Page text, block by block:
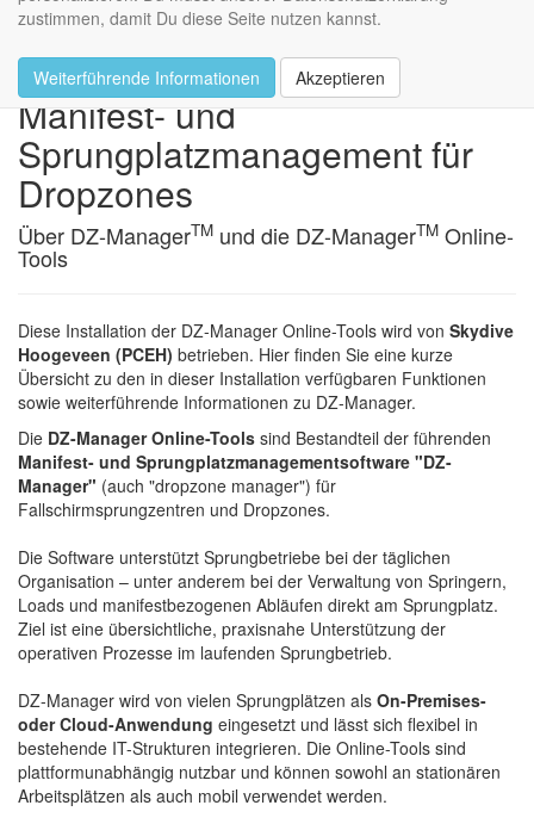
zustimmen, damit Du diese Seite nutzen kannst.
Weiterführende Informationen Akzeptieren
DZ-Manager Online-Tools
Manifest- und
Sprungplatzmanagement für
Dropzones
Über DZ-ManagerTM und die DZ-ManagerTM Online-
Tools
Diese Installation der DZ-Manager Online-Tools wird von Skydive
Hoogeveen (PCEH) betrieben. Hier finden Sie eine kurze
Übersicht zu den in dieser Installation verfügbaren Funktionen
sowie weiterführende Informationen zu DZ-Manager.
Die DZ-Manager Online-Tools sind Bestandteil der führenden
Manifest- und Sprungplatzmanagementsoftware "DZ-
Manager" (auch "dropzone manager") für
Fallschirmsprungzentren und Dropzones.
Die Software unterstützt Sprungbetriebe bei der täglichen
Organisation – unter anderem bei der Verwaltung von Springern,
Loads und manifestbezogenen Abläufen direkt am Sprungplatz.
Ziel ist eine übersichtliche, praxisnahe Unterstützung der
operativen Prozesse im laufenden Sprungbetrieb.
DZ-Manager wird von vielen Sprungplätzen als On-Premises-
oder Cloud-Anwendung eingesetzt und lässt sich flexibel in
bestehende IT-Strukturen integrieren. Die Online-Tools sind
plattformunabhängig nutzbar und können sowohl an stationären
Arbeitsplätzen als auch mobil verwendet werden.